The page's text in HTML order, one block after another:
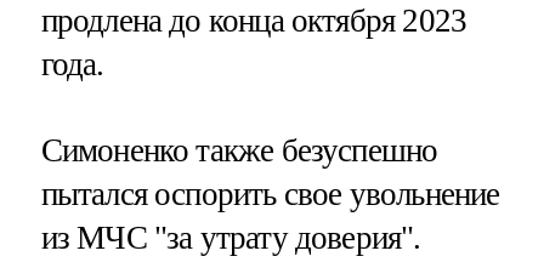
продлена до конца октября 2023
года.
Симоненко также безуспешно
пытался оспорить свое увольнение
из МЧС "за утрату доверия".